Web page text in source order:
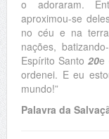
o adoraram.
aproximou-se
no céu e na
nações,
Espírito Santo20e
ordenei. E eu
mundo!”
Palavra da